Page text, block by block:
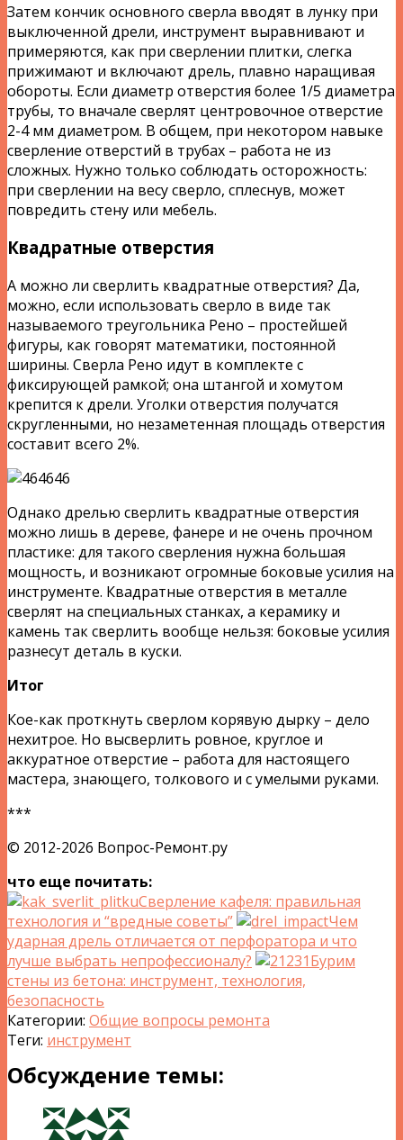
Затем кончик основного сверла вводят в лунку при
выключенной дрели, инструмент выравнивают и
примеряются, как при сверлении плитки, слегка
прижимают и включают дрель, плавно наращивая
обороты. Если диаметр отверстия более 1/5 диаметра
трубы, то вначале сверлят центровочное отверстие
2-4 мм диаметром. В общем, при некотором навыке
сверление отверстий в трубах – работа не из
сложных. Нужно только соблюдать осторожность:
при сверлении на весу сверло, сплеснув, может
повредить стену или мебель.
Квадратные отверстия
А можно ли сверлить квадратные отверстия? Да,
можно, если использовать сверло в виде так
называемого треугольника Рено – простейшей
фигуры, как говорят математики, постоянной
ширины. Сверла Рено идут в комплекте с
фиксирующей рамкой; она штангой и хомутом
крепится к дрели. Уголки отверстия получатся
скругленными, но незаметенная площадь отверстия
составит всего 2%.
Однако дрелью сверлить квадратные отверстия
можно лишь в дереве, фанере и не очень прочном
пластике: для такого сверления нужна большая
мощность, и возникают огромные боковые усилия на
инструменте. Квадратные отверстия в металле
сверлят на специальных станках, а керамику и
камень так сверлить вообще нельзя: боковые усилия
разнесут деталь в куски.
Итог
Кое-как проткнуть сверлом корявую дырку – дело
нехитрое. Но высверлить ровное, круглое и
аккуратное отверстие – работа для настоящего
мастера, знающего, толкового и с умелыми руками.
***
© 2012-2026 Вопрос-Ремонт.ру
что еще почитать:
Сверление кафеля: правильная
технология и “вредные советы”
Чем
ударная дрель отличается от перфоратора и что
лучше выбрать непрофессионалу?
Бурим
стены из бетона: инструмент, технология,
безопасность
Категории: Общие вопросы ремонта
Теги: инструмент
Обсуждение темы: